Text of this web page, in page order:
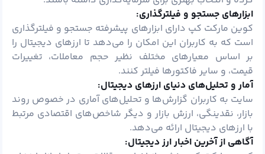
ابزارهای جستجو و فیلترگذاری:
کوین مارکت کپ دارای ابزارهای پیشرفته جستجو و فیلترگذاری
است که به کاربران این امکان را می‌دهد تا ارزهای دیجیتال را
بر اساس معیارهای مختلف نظیر حجم معاملات، تغییرات
قیمت، و سایر فاکتورها فیلتر کنند.
آمار و تحلیل‌های دنیای ارزهای دیجیتال:
سایت به کاربران گزارش‌ها و تحلیل‌های آماری در خصوص روند
بازار، نقدینگی، ارزش بازار و دیگر شاخص‌های اقتصادی مرتبط
با ارزهای دیجیتال ارائه می‌دهد.
آگاهی از آخرین اخبار ارز دیجیتال: